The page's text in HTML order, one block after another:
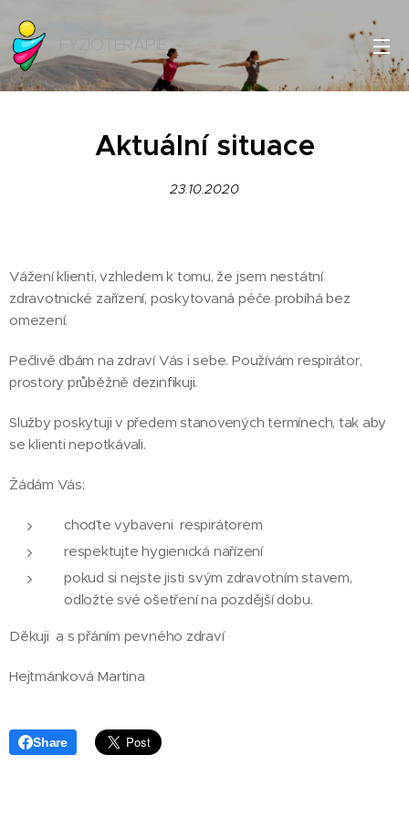
Aktuální situace
23.10.2020
Vážení klienti, vzhledem k tomu, že jsem nestátní
zdravotnické zařízení, poskytovaná péče probíhá bez
omezení.
Pečlivě dbám na zdraví Vás i sebe. Používám respirátor,
prostory průběžně dezinfikuji.
Služby poskytuji v předem stanovených termínech, tak aby
se klienti nepotkávali.
Žádám Vás:
choďte vybaveni respirátorem
respektujte hygienická nařízení
pokud si nejste jisti svým zdravotním stavem,
odložte své ošetření na pozdější dobu.
Děkuji a s přáním pevného zdraví
Hejtmánková Martina
Share